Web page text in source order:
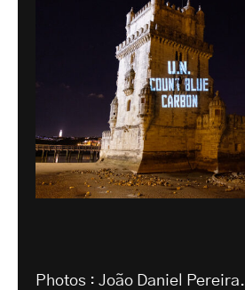
Photos : João Daniel Pereira.